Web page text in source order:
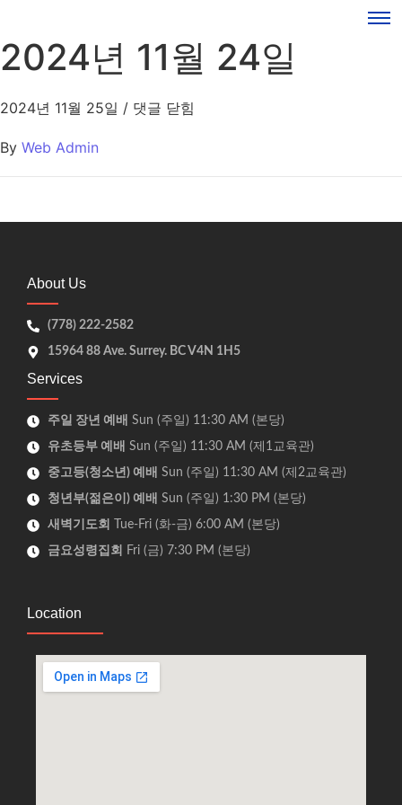
2024년 11월 24일
2024년 11월 25일 / 댓글 닫힘
By Web Admin
About Us
(778) 222-2582
15964 88 Ave. Surrey. BC V4N 1H5
Services
주일 장년 예배 Sun (주일) 11:30 AM (본당)
유초등부 예배 Sun (주일) 11:30 AM (제1교육관)
중고등(청소년) 예배 Sun (주일) 11:30 AM (제2교육관)
청년부(젊은이) 예배 Sun (주일) 1:30 PM (본당)
새벽기도회 Tue-Fri (화-금) 6:00 AM (본당)
금요성령집회 Fri (금) 7:30 PM (본당)
Location